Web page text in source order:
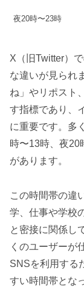
夜20時〜23時
X（旧Twitter）
な違いが見られ
ね」やリポスト
す指標であり、
に重要です。多
時〜13時、夜20
があります。
この時間帯の違
学、仕事や学校
と密接に関係し
くのユーザーが
SNSを利用する
すい時間帯とな